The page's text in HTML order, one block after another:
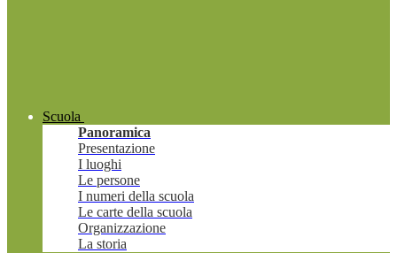
Scuola
Panoramica
Presentazione
I luoghi
Le persone
I numeri della scuola
Le carte della scuola
Organizzazione
La storia